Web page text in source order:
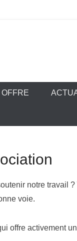
OFFRE
notre travail
voie.
offre activement